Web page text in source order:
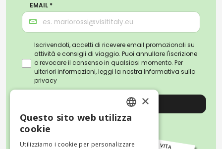
EMAIL *
Iscrivendoti, accetti di ricevere email promozionali su
attività e consigli di viaggio. Puoi annullare l'iscrizione
o revocare il consenso in qualsiasi momento. Per
ulteriori informazioni, leggi la nostra Informativa sulla
privacy
Registrati
ENGLISH
ITALIAN
×
Questo sito web utilizza
cookie
Utilizziamo i cookie per personalizzare